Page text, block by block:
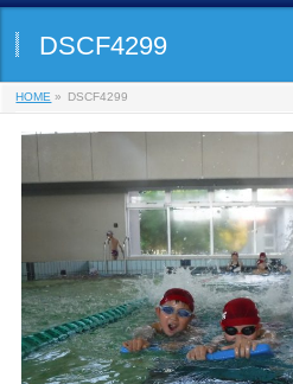
DSCF4299
HOME » DSCF4299